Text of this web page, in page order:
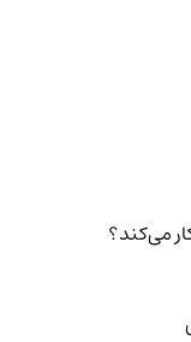
می‌کند؟